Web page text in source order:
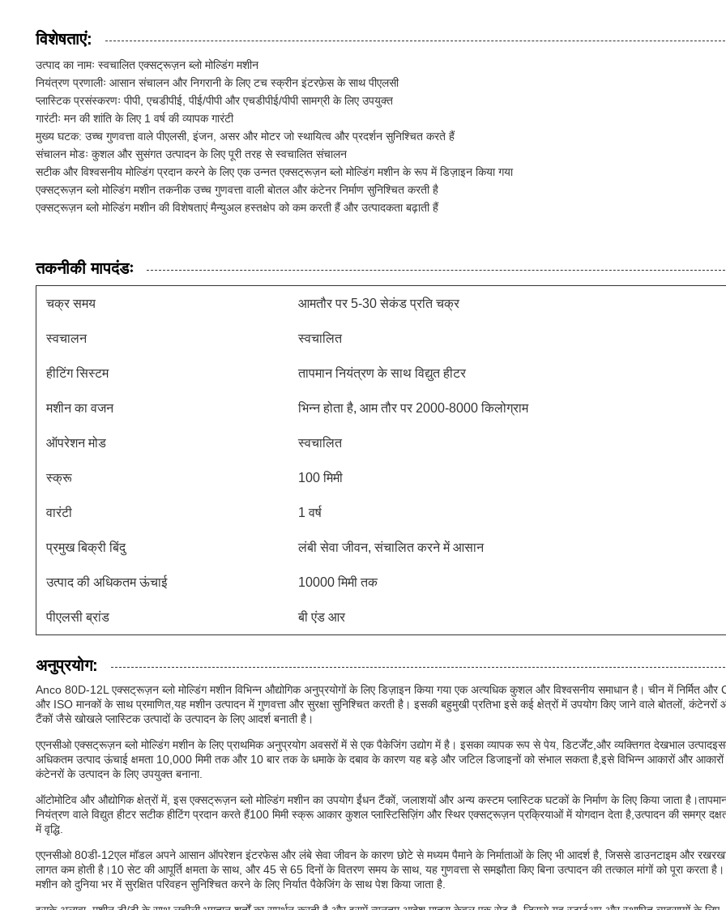
विशेषताएं:
उत्पाद का नामः स्वचालित एक्सट्रूज़न ब्लो मोल्डिंग मशीन
नियंत्रण प्रणालीः आसान संचालन और निगरानी के लिए टच स्क्रीन इंटरफ़ेस के साथ पीएलसी
प्लास्टिक प्रसंस्करणः पीपी, एचडीपीई, पीई/पीपी और एचडीपीई/पीपी सामग्री के लिए उपयुक्त
गारंटीः मन की शांति के लिए 1 वर्ष की व्यापक गारंटी
मुख्य घटक: उच्च गुणवत्ता वाले पीएलसी, इंजन, असर और मोटर जो स्थायित्व और प्रदर्शन सुनिश्चित करते हैं
संचालन मोडः कुशल और सुसंगत उत्पादन के लिए पूरी तरह से स्वचालित संचालन
सटीक और विश्वसनीय मोल्डिंग प्रदान करने के लिए एक उन्नत एक्सट्रूज़न ब्लो मोल्डिंग मशीन के रूप में डिज़ाइन किया गया
एक्सट्रूज़न ब्लो मोल्डिंग मशीन तकनीक उच्च गुणवत्ता वाली बोतल और कंटेनर निर्माण सुनिश्चित करती है
एक्सट्रूज़न ब्लो मोल्डिंग मशीन की विशेषताएं मैन्युअल हस्तक्षेप को कम करती हैं और उत्पादकता बढ़ाती हैं
तकनीकी मापदंडः
चक्र समय आमतौर पर 5-30 सेकंड प्रति चक्र
स्वचालन स्वचालित
हीटिंग सिस्टम तापमान नियंत्रण के साथ विद्युत हीटर
मशीन का वजन भिन्न होता है, आम तौर पर 2000-8000 किलोग्राम
ऑपरेशन मोड स्वचालित
स्क्रू 100 मिमी
वारंटी 1 वर्ष
प्रमुख बिक्री बिंदु लंबी सेवा जीवन, संचालित करने में आसान
उत्पाद की अधिकतम ऊंचाई 10000 मिमी तक
पीएलसी ब्रांड बी एंड आर
अनुप्रयोग:
Anco 80D-12L एक्सट्रूज़न ब्लो मोल्डिंग मशीन विभिन्न औद्योगिक अनुप्रयोगों के लिए डिज़ाइन किया गया एक अत्यधिक कुशल और विश्वसनीय समाधान है। चीन में निर्मित और
और ISO मानकों के साथ प्रमाणित,यह मशीन उत्पादन में गुणवत्ता और सुरक्षा सुनिश्चित करती है। इसकी बहुमुखी प्रतिभा इसे कई क्षेत्रों में उपयोग किए जाने वाले बोतलों, कंटेनरों
टैंकों जैसे खोखले प्लास्टिक उत्पादों के उत्पादन के लिए आदर्श बनाती है।
एएनसीओ एक्सट्रूज़न ब्लो मोल्डिंग मशीन के लिए प्राथमिक अनुप्रयोग अवसरों में से एक पैकेजिंग उद्योग में है। इसका व्यापक रूप से पेय, डिटर्जेंट,और व्यक्तिगत देखभाल
अधिकतम उत्पाद ऊंचाई क्षमता 10,000 मिमी तक और 10 बार तक के धमाके के दबाव के कारण यह बड़े और जटिल डिजाइनों को संभाल सकता है,इसे विभिन्न आकारों और
कंटेनरों के उत्पादन के लिए उपयुक्त बनाना.
ऑटोमोटिव और औद्योगिक क्षेत्रों में, इस एक्सट्रूज़न ब्लो मोल्डिंग मशीन का उपयोग ईंधन टैंकों, जलाशयों और अन्य कस्टम प्लास्टिक घटकों के निर्माण के लिए किया जाता
नियंत्रण वाले विद्युत हीटर सटीक हीटिंग प्रदान करते हैं100 मिमी स्क्रू आकार कुशल प्लास्टिसिज़िंग और स्थिर एक्सट्रूज़न प्रक्रियाओं में योगदान देता है,उत्पादन की समग्र
में वृद्धि.
एएनसीओ 80डी-12एल मॉडल अपने आसान ऑपरेशन इंटरफेस और लंबे सेवा जीवन के कारण छोटे से मध्यम पैमाने के निर्माताओं के लिए भी आदर्श है, जिससे डाउनटाइम और
लागत कम होती है।10 सेट की आपूर्ति क्षमता के साथ, और 45 से 65 दिनों के वितरण समय के साथ, यह गुणवत्ता से समझौता किए बिना उत्पादन की तत्काल मांगों को पूरा करता है।
मशीन को दुनिया भर में सुरक्षित परिवहन सुनिश्चित करने के लिए निर्यात पैकेजिंग के साथ पेश किया जाता है.